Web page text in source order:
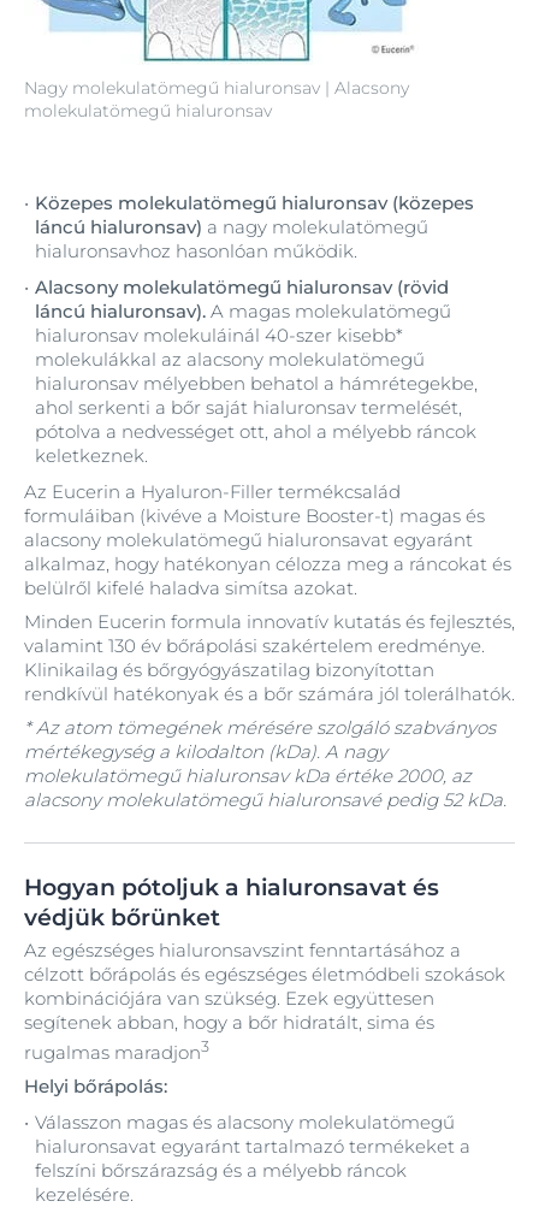
Nagy molekulatömegű hialuronsav | Alacsony
molekulatömegű hialuronsav
Közepes molekulatömegű hialuronsav (közepes
láncú hialuronsav) a nagy molekulatömegű
hialuronsavhoz hasonlóan működik.
Alacsony molekulatömegű hialuronsav (rövid
láncú hialuronsav). A magas molekulatömegű
hialuronsav molekuláinál 40-szer kisebb*
molekulákkal az alacsony molekulatömegű
hialuronsav mélyebben behatol a hámrétegekbe,
ahol serkenti a bőr saját hialuronsav termelését,
pótolva a nedvességet ott, ahol a mélyebb ráncok
keletkeznek.
Az Eucerin a Hyaluron-Filler termékcsalád
formuláiban (kivéve a Moisture Booster-t) magas és
alacsony molekulatömegű hialuronsavat egyaránt
alkalmaz, hogy hatékonyan célozza meg a ráncokat és
belülről kifelé haladva simítsa azokat.
Minden Eucerin formula innovatív kutatás és fejlesztés,
valamint 130 év bőrápolási szakértelem eredménye.
Klinikailag és bőrgyógyászatilag bizonyítottan
rendkívül hatékonyak és a bőr számára jól tolerálhatók.
* Az atom tömegének mérésére szolgáló szabványos
mértékegység a kilodalton (kDa). A nagy
molekulatömegű hialuronsav kDa értéke 2000, az
alacsony molekulatömegű hialuronsavé pedig 52 kDa.
Hogyan pótoljuk a hialuronsavat és
védjük bőrünket
Az egészséges hialuronsavszint fenntartásához a
célzott bőrápolás és egészséges életmódbeli szokások
kombinációjára van szükség. Ezek együttesen
segítenek abban, hogy a bőr hidratált, sima és
rugalmas maradjon3
Helyi bőrápolás:
Válasszon magas és alacsony molekulatömegű
hialuronsavat egyaránt tartalmazó termékeket a
felszíni bőrszárazság és a mélyebb ráncok
kezelésére.